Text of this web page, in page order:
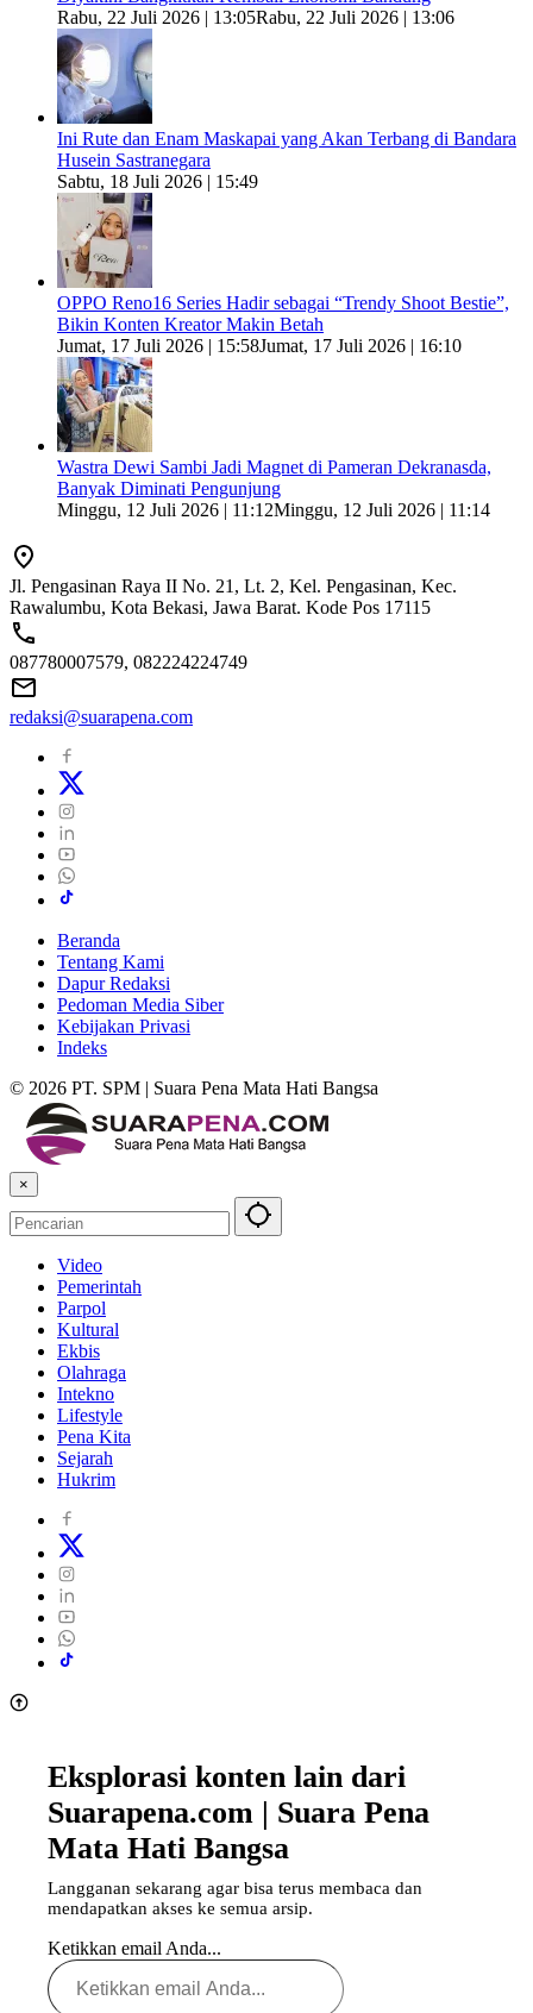
Rabu, 22 Juli 2026 | 13:05Rabu, 22 Juli 2026 | 13:06
Ini Rute dan Enam Maskapai yang Akan Terbang di Bandara
Husein Sastranegara
Sabtu, 18 Juli 2026 | 15:49
OPPO Reno16 Series Hadir sebagai “Trendy Shoot Bestie”,
Bikin Konten Kreator Makin Betah
Jumat, 17 Juli 2026 | 15:58Jumat, 17 Juli 2026 | 16:10
Wastra Dewi Sambi Jadi Magnet di Pameran Dekranasda,
Banyak Diminati Pengunjung
Minggu, 12 Juli 2026 | 11:12Minggu, 12 Juli 2026 | 11:14
Jl. Pengasinan Raya II No. 21, Lt. 2, Kel. Pengasinan, Kec.
Rawalumbu, Kota Bekasi, Jawa Barat. Kode Pos 17115
087780007579, 082224224749
redaksi@suarapena.com
Beranda
Tentang Kami
Dapur Redaksi
Pedoman Media Siber
Kebijakan Privasi
Indeks
© 2026 PT. SPM | Suara Pena Mata Hati Bangsa
×
Video
Pemerintah
Parpol
Kultural
Ekbis
Olahraga
Intekno
Lifestyle
Pena Kita
Sejarah
Hukrim
Eksplorasi konten lain dari
Suarapena.com | Suara Pena
Mata Hati Bangsa
Langganan sekarang agar bisa terus membaca dan
mendapatkan akses ke semua arsip.
Ketikkan email Anda...